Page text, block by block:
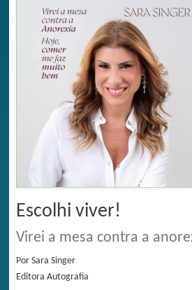
Escolhi viver!
Virei a mesa contra a
Por Sara Singer
Editora Autografia